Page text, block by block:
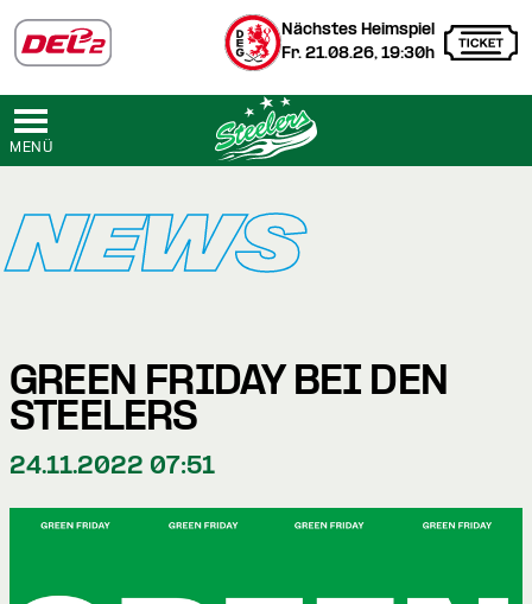
Nächstes Heimspiel
Fr. 21.08.26, 19:30h
MENÜ
NEWS
GREEN FRIDAY BEI DEN
STEELERS
24.11.2022 07:51